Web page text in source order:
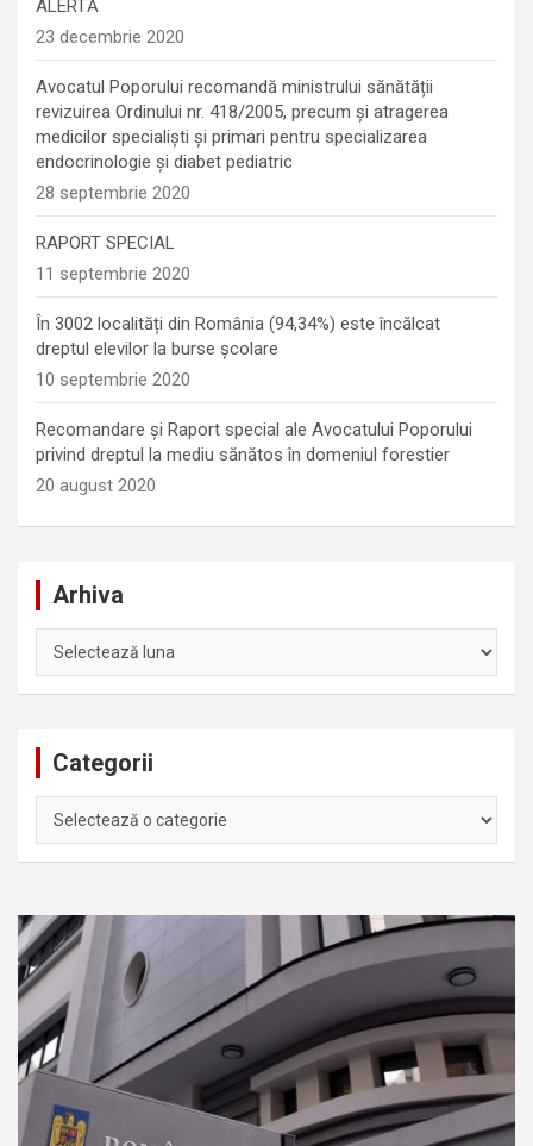
ALERTĂ
23 decembrie 2020
Avocatul Poporului recomandă ministrului sănătății
revizuirea Ordinului nr. 418/2005, precum și atragerea
medicilor specialiști și primari pentru specializarea
endocrinologie şi diabet pediatric
28 septembrie 2020
RAPORT SPECIAL
11 septembrie 2020
În 3002 localități din România (94,34%) este încălcat
dreptul elevilor la burse școlare
10 septembrie 2020
Recomandare și Raport special ale Avocatului Poporului
privind dreptul la mediu sănătos în domeniul forestier
20 august 2020
Arhiva
Categorii